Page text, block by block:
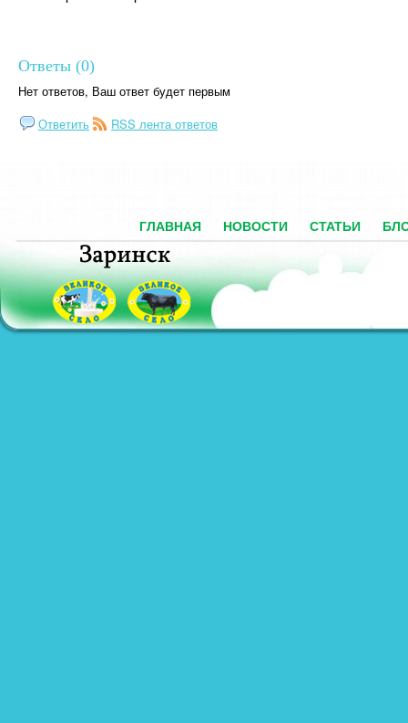
Ответы (0)
Нет ответов, Ваш ответ будет первым
Ответить
RSS лента ответов
ГЛАВНАЯ НОВОСТИ СТАТЬИ